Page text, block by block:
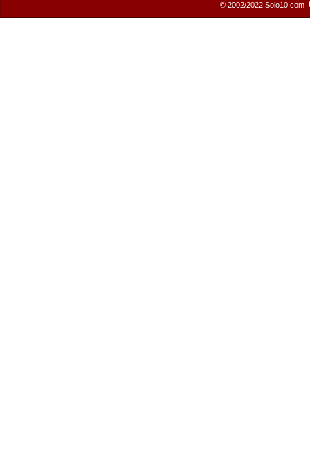
© 2002/2022 Solo10.com